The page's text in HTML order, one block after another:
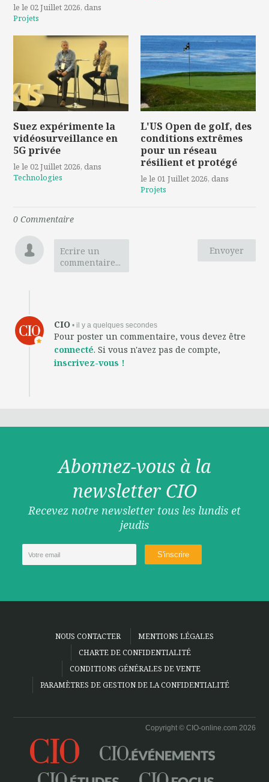
le le 02 Juillet 2026, dans
Projets
Suez expérimente la
vidéosurveillance en
5G privée
le le 02 Juillet 2026, dans
Technologies
L'US Open de golf, des
conditions extrêmes
pour un réseau
résilient et protégé
le le 01 Juillet 2026, dans
Projets
0 Commentaire
Envoyer
Ecrire un
commentaire...
CIO • il y a quelques secondes
Pour poster un commentaire, vous devez être
connecté. Si vous n'avez pas de compte,
inscrivez-vous !
Abonnez-vous à la
newsletter CIO
Recevez notre newsletter tous les lundis et
jeudis
NOUS CONTACTER
MENTIONS LÉGALES
CHARTE DE CONFIDENTIALITÉ
CONDITIONS GÉNÉRALES DE VENTE
PARAMÈTRES DE GESTION DE LA CONFIDENTIALITÉ
Copyright © CIO-online.com 2026